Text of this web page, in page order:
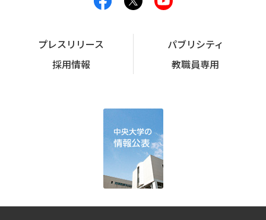
プレスリリース
パブリシティ
採用情報
教職員専用